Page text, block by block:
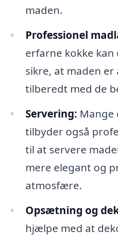
maden.
Professionel
erfarne kokke
sikre, at maden
tilberedt med de
Servering:
tilbyder også
til at servere
mere elegant og
atmosfære.
Opsætning og
hjælpe med at